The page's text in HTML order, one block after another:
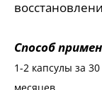
Способ
1-2 капсулы за
месяцев.